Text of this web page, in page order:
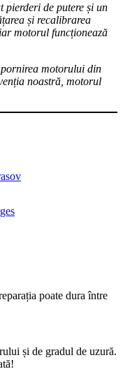
pierderi de putere și un
și recalibrarea
motorul funcționează
motorului din
noastră, motorul
poate dura între
și de gradul de uzură.